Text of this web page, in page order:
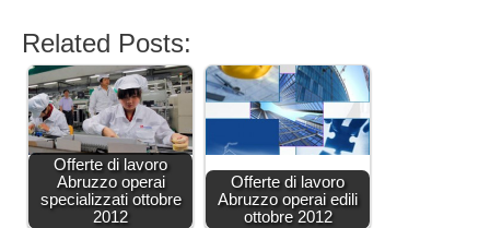
Related Posts:
Offerte di lavoro
Abruzzo operai
specializzati ottobre
2012
Offerte di lavoro
Abruzzo operai edili
ottobre 2012